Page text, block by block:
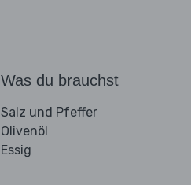
Was du brauchst
Salz und Pfeffer
Olivenöl
Essig